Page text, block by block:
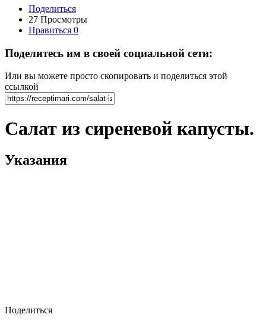
Поделиться
27 Просмотры
Нравиться 0
Поделитесь им в своей социальной сети:
Или вы можете просто скопировать и поделиться этой
ссылкой
Салат из сиреневой капусты.
Указания
Поделиться